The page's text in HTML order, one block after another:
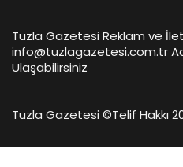
Tuzla Gazetesi Reklam ve
info@tuzlagazetesi.com.tr
Ulaşabilirsiniz
Tuzla Gazetesi ©Telif Hakkı